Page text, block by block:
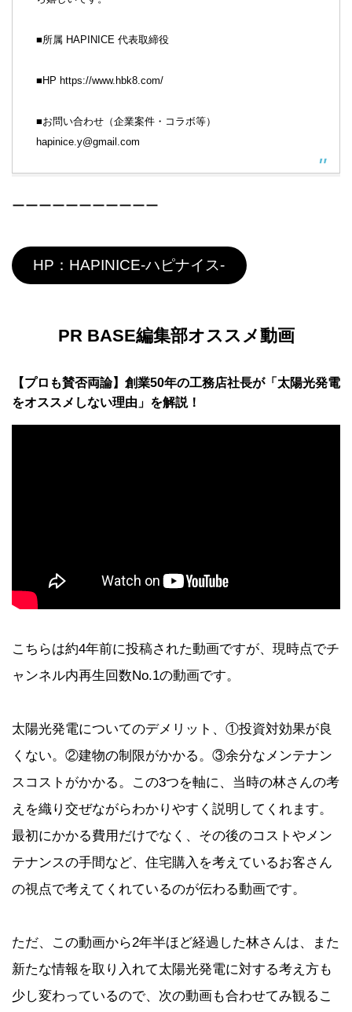
■所属 HAPINICE 代表取締役
■HP https://www.hbk8.com/
■お問い合わせ（企業案件・コラボ等）
hapinice.y@gmail.com
ーーーーーーーーーーー
HP：HAPINICE-ハピナイス-
PR BASE編集部オススメ動画
【プロも賛否両論】創業50年の工務店社長が「太陽光発電
をオススメしない理由」を解説！
こちらは約4年前に投稿された動画ですが、現時点でチ
ャンネル内再生回数No.1の動画です。
太陽光発電についてのデメリット、①投資対効果が良
くない。②建物の制限がかかる。③余分なメンテナン
スコストがかかる。この3つを軸に、当時の林さんの考
えを織り交ぜながらわかりやすく説明してくれます。
最初にかかる費用だけでなく、その後のコストやメン
テナンスの手間など、住宅購入を考えているお客さん
の視点で考えてくれているのが伝わる動画です。
ただ、この動画から2年半ほど経過した林さんは、また
新たな情報を取り入れて太陽光発電に対する考え方も
少し変わっているので、次の動画も合わせてみ観るこ